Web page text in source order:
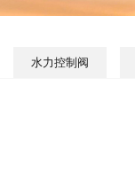
水力控制阀